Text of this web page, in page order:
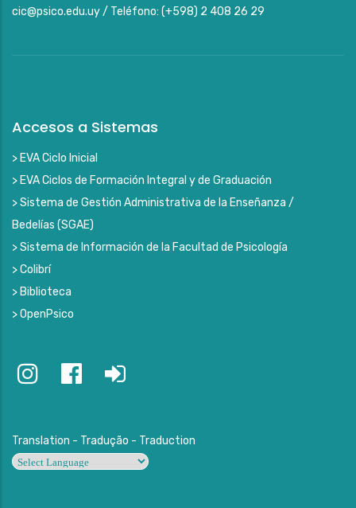
cic@psico.edu.uy / Teléfono: (+598) 2 408 26 29
Accesos a Sistemas
> EVA Ciclo Inicial
> EVA Ciclos de Formación Integral y de Graduación
> Sistema de Gestión Administrativa de la Enseñanza /
Bedelías (SGAE)
> Sistema de Información de la Facultad de Psicología
> Colibrí
> Biblioteca
> OpenPsico
Translation - Tradução - Traduction